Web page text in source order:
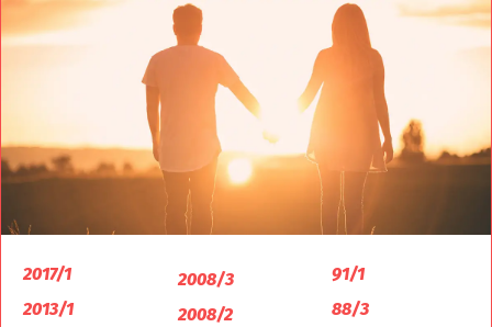
2017/1
2013/1
2008/3
2008/2
91/1
88/3